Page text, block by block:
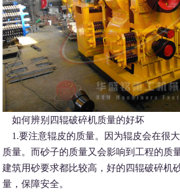
如何辨别四辊破碎机质量的好坏
1.要注意辊皮的质量。因为辊皮会在很
质量。而砂子的质量又会影响到工程的质
建筑用砂要求都比较高，好的四辊破碎机
量，保障安全。